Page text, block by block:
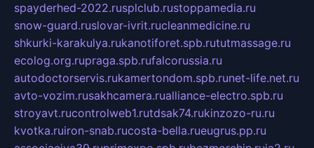
spayderhed-2022.rusplclub.rustoppamedia.ru
snow-guard.ruslovar-ivrit.rucleanmedicine.ru
shkurki-karakulya.rukanotiforet.spb.rututmassage.ru
ecolog.org.rupraga.spb.rufalcorussia.ru
autodoctorservis.rukamertondom.spb.runet-life.net.ru
avto-vozim.rusakhcamera.rualliance-electro.spb.ru
stroyavt.rucontrolweb1.rutdsak74.rukinzozo-ru.ru
kvotka.ruiron-snab.rucosta-bella.rueugrus.pp.ru